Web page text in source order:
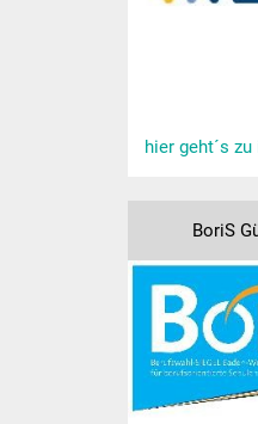
hier geht´s zu
BoriS